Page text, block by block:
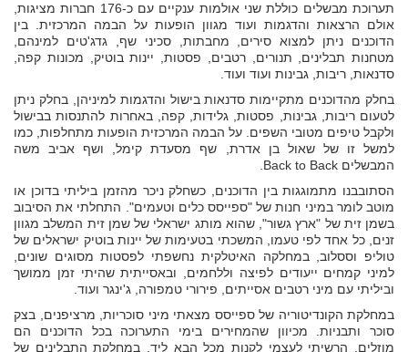
תערוכת מבשלים כוללת שני אולמות ענקיים עם כ-176 חברות מציגות,
אולם הרצאות והדגמות ועוד מגוון הופעות על הבמה המרכזית. בין
הדוכנים ניתן למצוא סירים, מחבתות, סכיני שף, גדג'טים למינהם,
מטחנות תבלינים, תנורים, רטבים, פסטות, יינות בוטיק, מכונות קפה,
סדנאות, ריבות, גבינות ועוד ועוד.
בחלק מהדוכנים מתקיימות סדנאות בישול והדגמות למיניהן, בחלק ניתן
לטעום ריבות, גבינות, פסטות, גלידות, קפה, באחרות להתנסות בבישול
ולקבל טיפים מטובי השפים. על הבמה המרכזית הופעות מתחלפות, כמו
למשל זו של שאול בן אדרת, שף מסעדת קימל, ושף אביב משה
המבשלים Back to Back.
הסתובבנו מתמוגגות בין הדוכנים, כשחלק ניכר מהזמן ביליתי בדוכן או
מוטב לומר במיני חנות של "ספייסס כלים וטעמים". התחלתי את הסיבוב
בשמן זית של "ארץ גשור", שהוא מותג ישראלי של שמן זית המשלב מגוון
זנים, כל אחד לפי טעמו, המשכתי בטעימות של יינות בוטיק ישראלים של
טוליפ וססלוב, במחלקה האיטלקית נחשפתי לפסטות מסוגים שונים,
למיני קמחים ייעודים לפיצה וללחמים, ובאסייתית שהיתי זמן ממושך
וביליתי עם מיני רטבים אסייתים, פירורי טמפורה, ג'ינגר ועוד.
במחלקת הקונדיטוריה של ספייסס מצאתי מיני סוכריות, מרציפנים, בצק
סוכר ותבניות. מכיוון שהמחירים בימי התערוכה בכל הדוכנים הם
מוזלים, הרשיתי לעצמי לקנות מכל הבא ליד. במחלקת התבלינים של